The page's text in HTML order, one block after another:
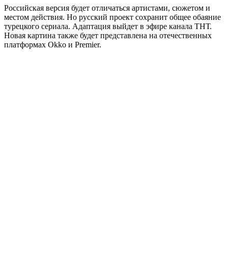
Российская версия будет отличаться артистами, сюжетом и
местом действия. Но русский проект сохранит общее обаяние
турецкого сериала. Адаптация выйдет в эфире канала ТНТ.
Новая картина также будет представлена на отечественных
платформах Okko и Premier.